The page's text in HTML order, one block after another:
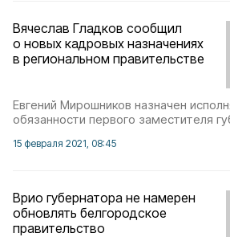
Вячеслав Гладков сообщил
о новых кадровых назначениях
в региональном правительстве
Евгений Мирошников назначен
обязанности первого заместителя
15 февраля 2021, 08:45
Врио губернатора не намерен
обновлять белгородское
правительство